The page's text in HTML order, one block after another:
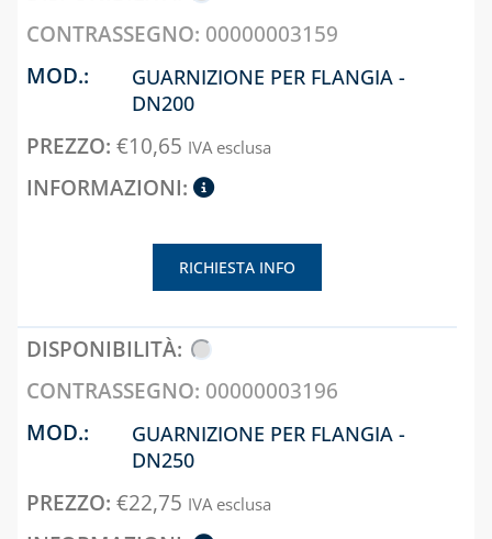
FILTRI, VALVOLE
ED
PER GASOLIO
LIVELLO E
FORNELLI E
LEGHE SALDANTI
PRODOTTI PER
00000003159
GUARNIZIONE PER FLANGIA -
DN200
€10,65 IVA esclusa
RICHIESTA INFO
00000003196
GUARNIZIONE PER FLANGIA -
DN250
€22,75 IVA esclusa